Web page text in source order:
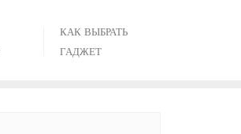
КАК ВЫБРАТЬ
ГАДЖЕТ